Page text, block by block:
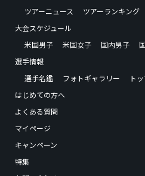
ツアーニュース
ツアーランキング
大会スケジュール
米国男子
米国女子 国内男子
選手情報
選手名鑑
フォトギャラリー
ト
はじめての方へ
よくある質問
マイページ
キャンペーン
特集